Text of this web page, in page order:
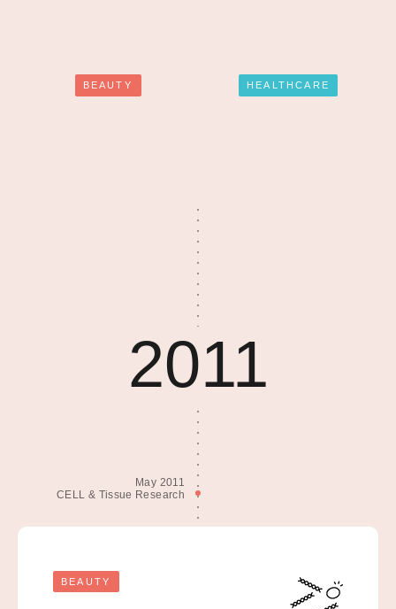
BEAUTY HEALTHCARE
2011
May 2011
CELL & Tissue Research
BEAUTY